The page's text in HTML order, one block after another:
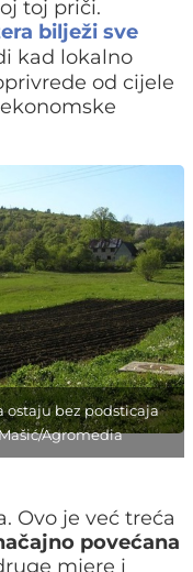
toj priči.
bilježi sve
kad lokalno
od cijele
bez podsticaja
Agromedia
Ovo je već treća
povećana
mjere i